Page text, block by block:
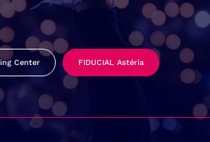
Center FIDUCIAL Astéria